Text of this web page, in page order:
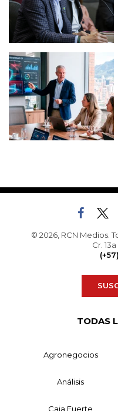
© 2026, RCN Medios.
Cr.
TODAS
Agronegocios
Análisis
Caja Fuerte